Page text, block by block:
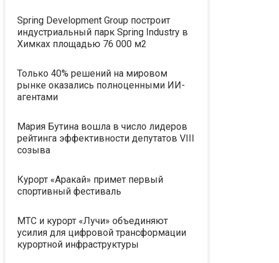
Spring Development Group построит
индустриальный парк Spring Industry в
Химках площадью 76 000 м2
Только 40% решений на мировом
рынке оказались полноценными ИИ-
агентами
Мария Бутина вошла в число лидеров
рейтинга эффективности депутатов VIII
созыва
Курорт «Аракай» примет первый
спортивный фестиваль
МТС и курорт «Лучи» объединяют
усилия для цифровой трансформации
курортной инфраструктуры